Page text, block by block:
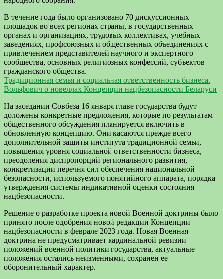
В течение года было организовано 70 дискуссионных
площадок во всех регионах страны, в государственных
органах и организациях, трудовых коллективах, учебных
заведениях, профсоюзных и общественных объединениях с
привлечением представителей научного и экспертного
сообщества, основных религиозных конфессий, субъектов
гражданского общества.
Традиционная семья и социальная ответственность бизнеса.
Вольфович о новеллах Концепции нацбезопасности Беларуси
На заседании Совбеза 16 января главе государства будут
доложены конкретные предложения, которые по результатам
общественного обсуждения планируется включить в
обновленную концепцию. Они касаются прежде всего
дополнительной защиты института традиционной семьи,
повышения уровня социальной ответственности бизнеса,
преодоления диспропорций регионального развития,
конкретизации перечня сил обеспечения национальной
безопасности, используемого понятийного аппарата, порядка
утверждения системы индикативной оценки состояния
нацбезопасности.
Решение о разработке проекта новой Военной доктрины было
принято после одобрения новой редакции Концепции
нацбезопасности в феврале 2023 года. Новая Военная
доктрина не предусматривает кардинальной ревизии
положений военной политики государства, актуальные
положения остались неизменными, сохранен ее
оборонительный характер.